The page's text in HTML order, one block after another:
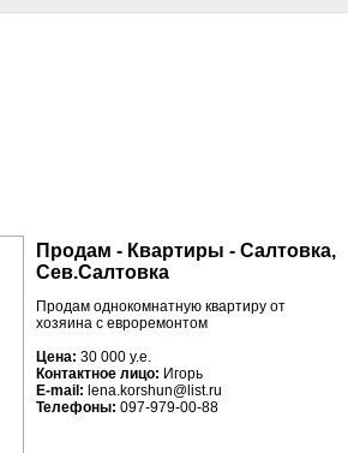
Продам - Квартиры - Салтовка,
Сев.Салтовка
Продам однокомнатную квартиру от
хозяина с евроремонтом
Цена: 30 000 у.е.
Контактное лицо: Игорь
E-mail: lena.korshun@list.ru
Телефоны: 097-979-00-88